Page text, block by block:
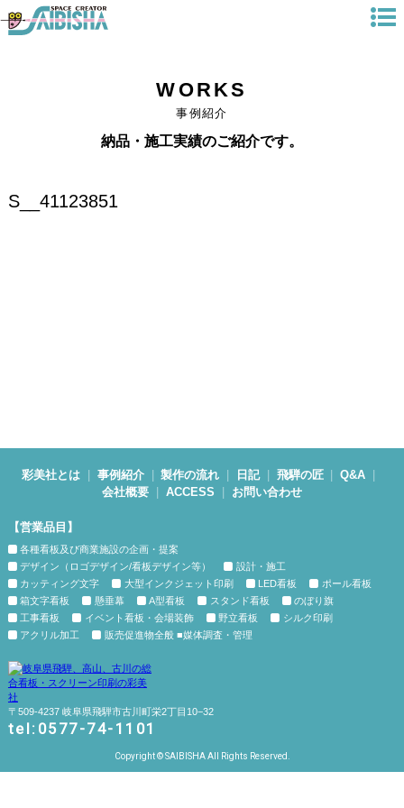
WORKS
事例紹介
納品・施工実績のご紹介です。
S__41123851
彩美社とは 事例紹介 製作の流れ 日記 飛騨の匠
Q&A
会社概要
ACCESS お問い合わせ
【営業品目】
各種看板及び商業施設の企画・提案
デザイン（ロゴデザイン/看板デザイン等）
設計・施工
カッティング文字
大型インクジェット印刷 LED看板
ポール看板
箱文字看板
懸垂幕 A型看板 スタンド看板
のぼり旗
工事看板
イベント看板・会場装飾 野立看板
シルク印刷
アクリル加工
販売促進物全般 ■媒体調査・管理
〒509-4237 岐阜県飛騨市古川町栄2丁目10−32
tel:0577-74-1101
Copyright © SAIBISHA All Rights Reserved.